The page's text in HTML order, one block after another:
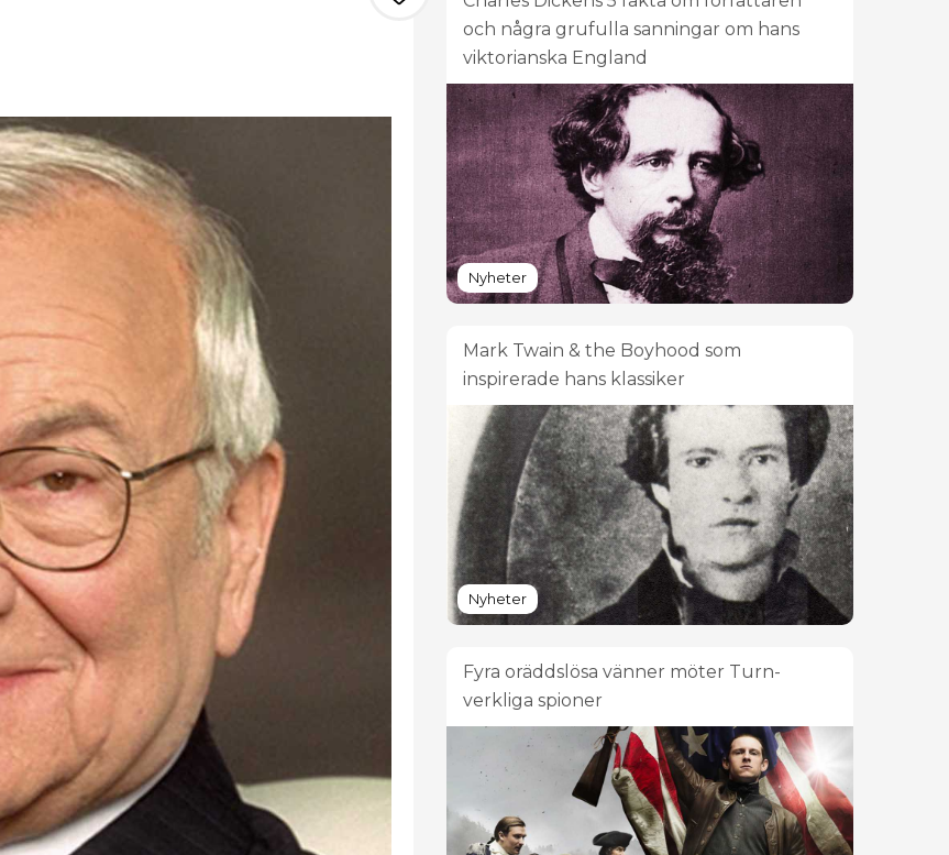
och några grufulla sanningar om hans
viktorianska England
Nyheter
Mark Twain & the Boyhood som
inspirerade hans klassiker
Nyheter
Fyra oräddslösa vänner möter Turn-
verkliga spioner